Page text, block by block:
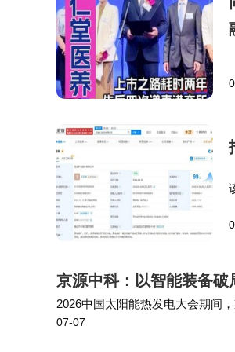
京源中科：以智能装备
2026中国太阳能热发电大会期间
方案。诚邀光热电站业主、工程
07-07